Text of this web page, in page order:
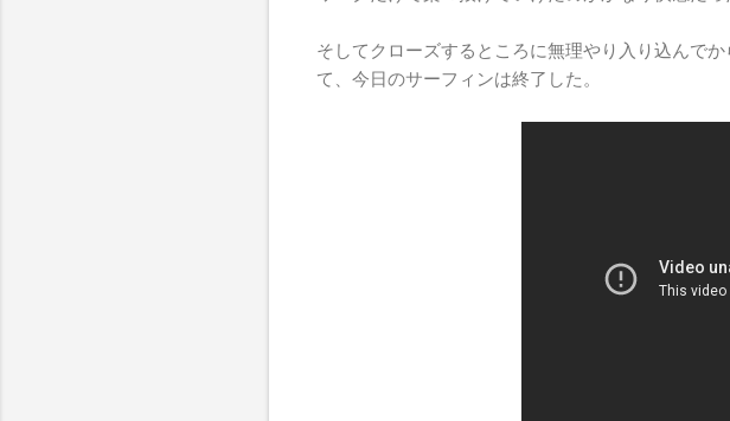
そしてクローズするところに無理やり入り込んで
て、今日のサーフィンは終了した。